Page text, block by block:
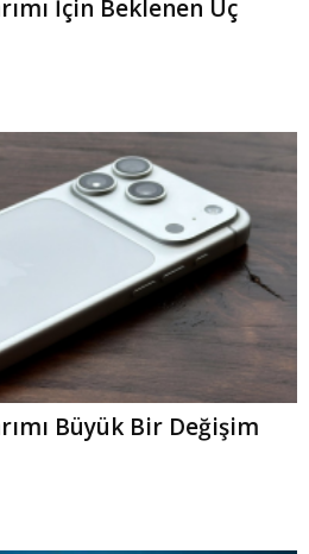
İçin Beklenen Üç
Büyük Bir Değişim